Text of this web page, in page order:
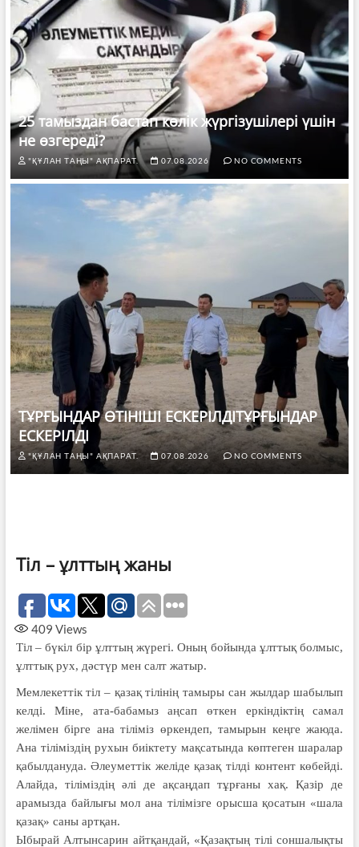
25 тамыздан бастап көлік жүргізушілері үшін
не өзгереді?
"ҚҰЛАН ТАҢЫ" АҚПАРАТ. 07.08.2026 NO COMMENTS
ТҰРҒЫНДАР ӨТІНІШІ ЕСКЕРІЛДІТҰРҒЫНДАР
ЕСКЕРІЛДІ
"ҚҰЛАН ТАҢЫ" АҚПАРАТ. 07.08.2026 NO COMMENTS
Тіл – ұлттың жаны
409 Views
Тіл – бүкіл бір ұлттың жүрегі. Оның бойында ұлттық болмыс,
ұлттық рух, дәстүр мен салт жатыр.
Мемлекеттік тіл – қазақ тілінің тамыры сан жылдар шабылып
келді. Міне, ата-бабамыз аңсап өткен еркіндіктің самал
желімен бірге ана тіліміз өркендеп, тамырын кеңге жаюда.
Ана тіліміздің рухын биіктету мақсатында көптеген шаралар
қабылдануда. Әлеуметтік желіде қазақ тілді контент көбейді.
Алайда, тіліміздің әлі де ақсаңдап тұрғаны хақ. Қазір де
арамызда байлығы мол ана тілімізге орысша қосатын «шала
қазақ» саны артқан.
Ыбырай Алтынсарин айтқандай, «Қазақтың тілі соншалықты